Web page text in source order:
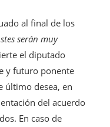
al final de los
serán muy
el diputado
y futuro ponente
último desea, en
del acuerdo
En caso de